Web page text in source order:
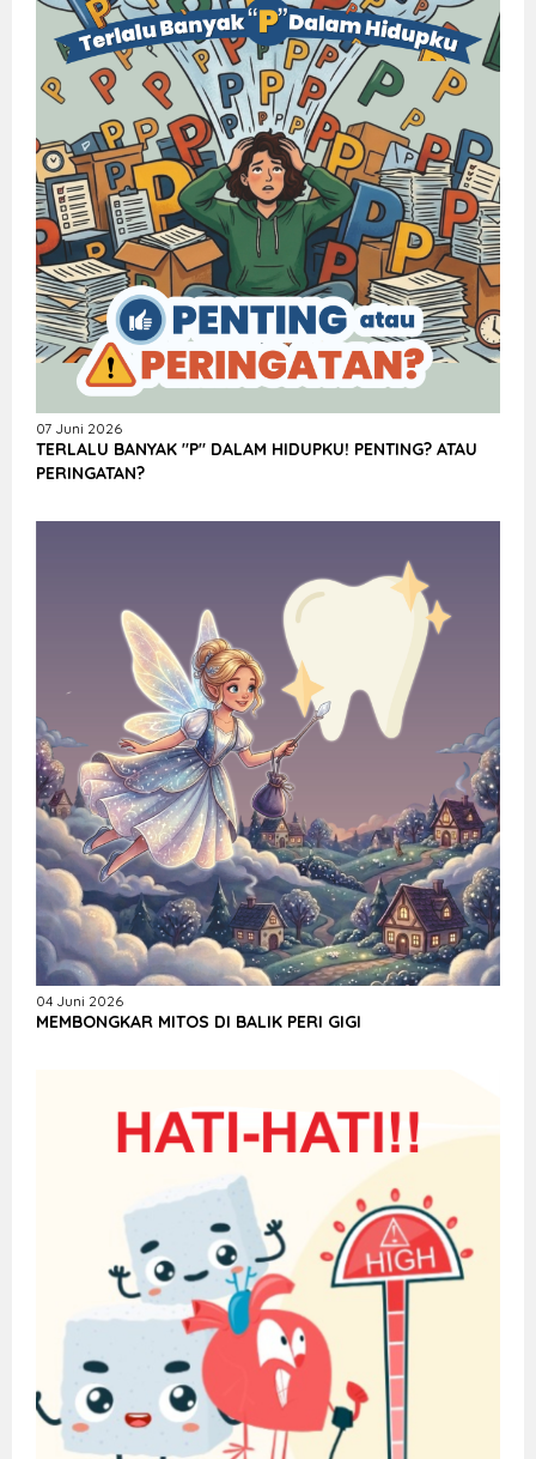
07 Juni 2026
TERLALU BANYAK "P" DALAM HIDUPKU! PENTING? ATAU
PERINGATAN?
04 Juni 2026
MEMBONGKAR MITOS DI BALIK PERI GIGI